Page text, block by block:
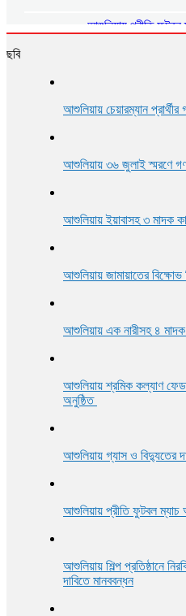
আশুলিয়ায় প্রীতি ফুটবল
আশুলিয়ায় বিকাশের ২
ছবি
আশুলিয়ায় চেয়ারম্যান
আশুলিয়ায় ৩৬ জুলাই স্মরণে
আশুলিয়ায় ইয়াবাসহ ৩ মাদক
আশুলিয়ায় জামায়াতের বিক্ষোভ
আশুলিয়ায় এক নারীসহ ৪ মাদক
আশুলিয়ায় শ্রমিক কল্যাণ
অনুষ্ঠিত
আশুলিয়ায় গ্যাস ও বিদ্যুতের
আশুলিয়ায় প্রীতি ফুটবল ম্যাচ
আশুলিয়ায় শিল্প প্রতিষ্ঠানে
দাবিতে মানববন্ধন